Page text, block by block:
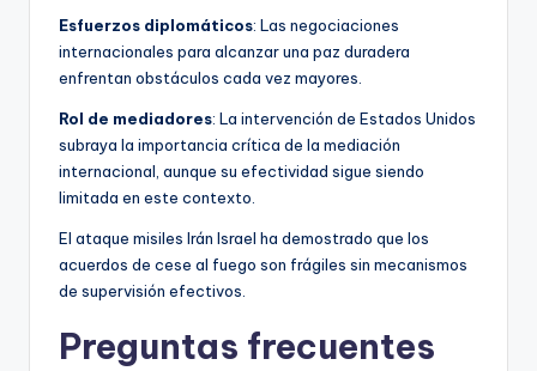
Esfuerzos diplomáticos: Las negociaciones
internacionales para alcanzar una paz duradera
enfrentan obstáculos cada vez mayores.
Rol de mediadores: La intervención de Estados Unidos
subraya la importancia crítica de la mediación
internacional, aunque su efectividad sigue siendo
limitada en este contexto.
El ataque misiles Irán Israel ha demostrado que los
acuerdos de cese al fuego son frágiles sin mecanismos
de supervisión efectivos.
Preguntas frecuentes